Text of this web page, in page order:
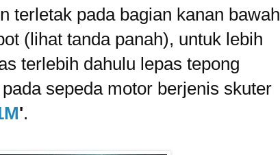
terletak pada bagian kanan bawah
(lihat tanda panah), untuk lebih
terlebih dahulu lepas tepong
sepeda motor berjenis skuter
'.